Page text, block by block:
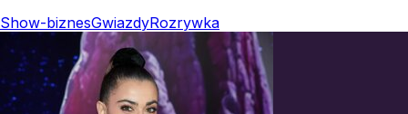
Show-biznesGwiazdyRozrywka